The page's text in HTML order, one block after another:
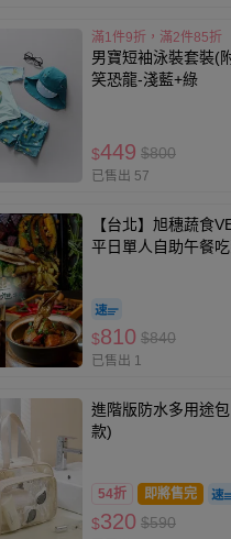
滿1件9折，滿2件85折
男寶短袖泳裝套裝(
笑恐龍-淺藍+綠
$449 $800
已售出 57
【台北】旭穗蔬食
平日單人自助午餐吃
$810 $840
已售出 1
進階版防水多用途
款)
54折 即將售完
$320 $590